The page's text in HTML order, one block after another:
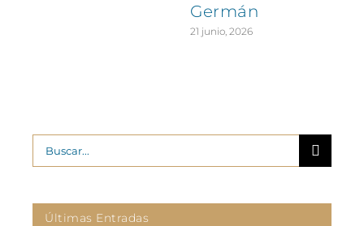
Germán
21 junio, 2026
Buscar:
Últimas Entradas